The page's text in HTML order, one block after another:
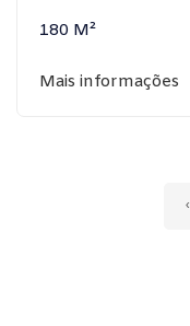
180 M²
Mais informações
‹